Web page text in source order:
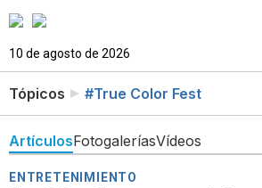
10 de agosto de 2026
Tópicos #True Color Fest
ArtículosFotogaleríasVídeos
ENTRETENIMIENTO